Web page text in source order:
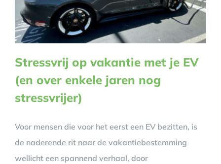
Stressvrij op vakantie met je EV
(en over enkele jaren nog
stressvrijer)
Voor mensen die voor het eerst een EV bezitten, is
de naderende rit naar de vakantiebestemming
wellicht een spannend verhaal, door